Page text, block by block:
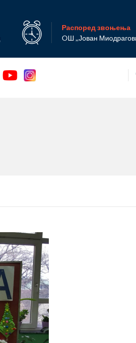
Распоред звоњења
OШ ,,Јован